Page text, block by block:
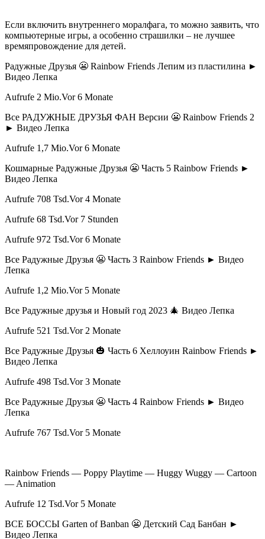
Если включить внутреннего моралфага, то можно заявить, что
компьютерные игры, а особенно страшилки – не лучшее
времяпровождение для детей.
Радужные Друзья 😬 Rainbow Friends Лепим из пластилина ►
Видео Лепка
Aufrufe 2 Mio.Vor 6 Monate
Все РАДУЖНЫЕ ДРУЗЬЯ ФАН Версии 😬 Rainbow Friends 2
► Видео Лепка
Aufrufe 1,7 Mio.Vor 6 Monate
Кошмарные Радужные Друзья 😬 Часть 5 Rainbow Friends ►
Видео Лепка
Aufrufe 708 Tsd.Vor 4 Monate
Aufrufe 68 Tsd.Vor 7 Stunden
Aufrufe 972 Tsd.Vor 6 Monate
Все Радужные Друзья 😬 Часть 3 Rainbow Friends ► Видео
Лепка
Aufrufe 1,2 Mio.Vor 5 Monate
Все Радужные друзья и Новый год 2023 🎄 Видео Лепка
Aufrufe 521 Tsd.Vor 2 Monate
Все Радужные Друзья 🎃 Часть 6 Хеллоуин Rainbow Friends ►
Видео Лепка
Aufrufe 498 Tsd.Vor 3 Monate
Все Радужные Друзья 😬 Часть 4 Rainbow Friends ► Видео
Лепка
Aufrufe 767 Tsd.Vor 5 Monate
Rainbow Friends — Poppy Playtime — Huggy Wuggy — Cartoon
— Animation
Aufrufe 12 Tsd.Vor 5 Monate
ВСЕ БОССЫ Garten of Banban 😬 Детский Сад Банбан ►
Видео Лепка